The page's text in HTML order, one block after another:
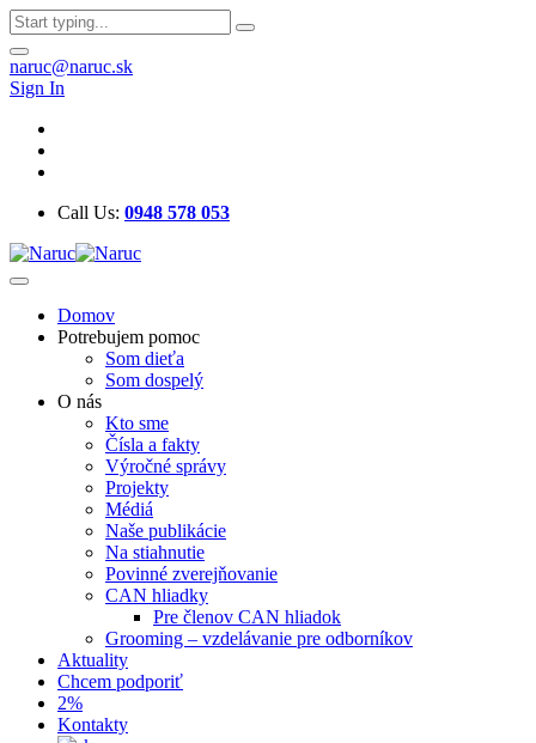
naruc@naruc.sk
Sign In
Call Us: 0948 578 053
Domov
Potrebujem pomoc
Som dieťa
Som dospelý
O nás
Kto sme
Čísla a fakty
Výročné správy
Projekty
Médiá
Naše publikácie
Na stiahnutie
Povinné zverejňovanie
CAN hliadky
Pre členov CAN hliadok
Grooming – vzdelávanie pre odborníkov
Aktuality
Chcem podporiť
2%
Kontakty